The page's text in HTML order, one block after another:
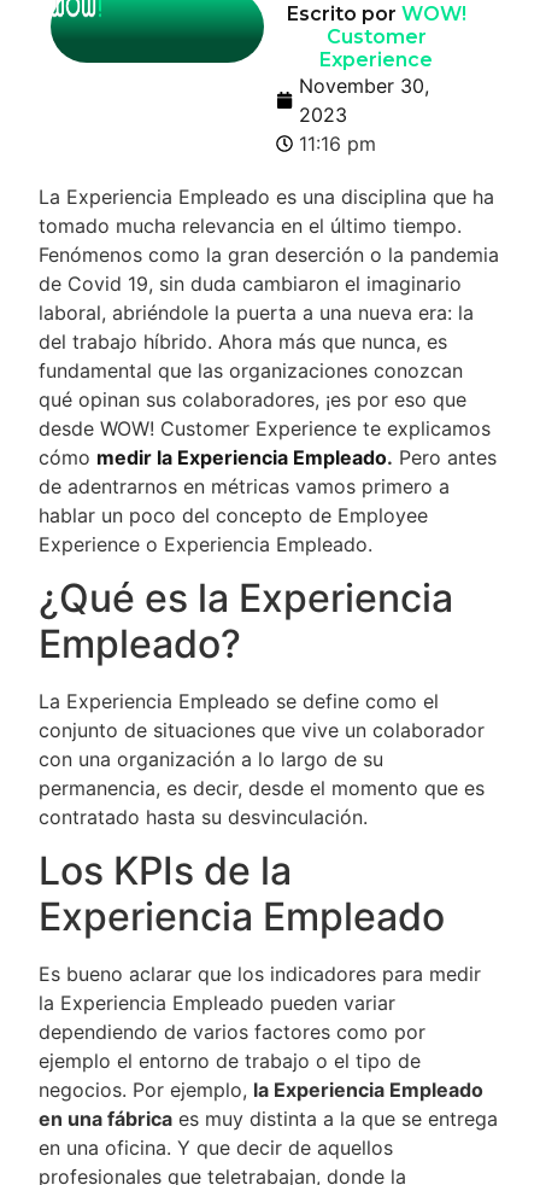
Escrito por WOW!
Customer
Experience
November 30,
2023
11:16 pm
La Experiencia Empleado es una disciplina que ha
tomado mucha relevancia en el último tiempo.
Fenómenos como la gran deserción o la pandemia
de Covid 19, sin duda cambiaron el imaginario
laboral, abriéndole la puerta a una nueva era: la
del trabajo híbrido. Ahora más que nunca, es
fundamental que las organizaciones conozcan
qué opinan sus colaboradores, ¡es por eso que
desde WOW! Customer Experience te explicamos
cómo medir la Experiencia Empleado. Pero antes
de adentrarnos en métricas vamos primero a
hablar un poco del concepto de Employee
Experience o Experiencia Empleado.
¿Qué es la Experiencia
Empleado?
La Experiencia Empleado se define como el
conjunto de situaciones que vive un colaborador
con una organización a lo largo de su
permanencia, es decir, desde el momento que es
contratado hasta su desvinculación.
Los KPIs de la
Experiencia Empleado
Es bueno aclarar que los indicadores para medir
la Experiencia Empleado pueden variar
dependiendo de varios factores como por
ejemplo el entorno de trabajo o el tipo de
negocios. Por ejemplo, la Experiencia Empleado
en una fábrica es muy distinta a la que se entrega
en una oficina. Y que decir de aquellos
profesionales que teletrabajan, donde la